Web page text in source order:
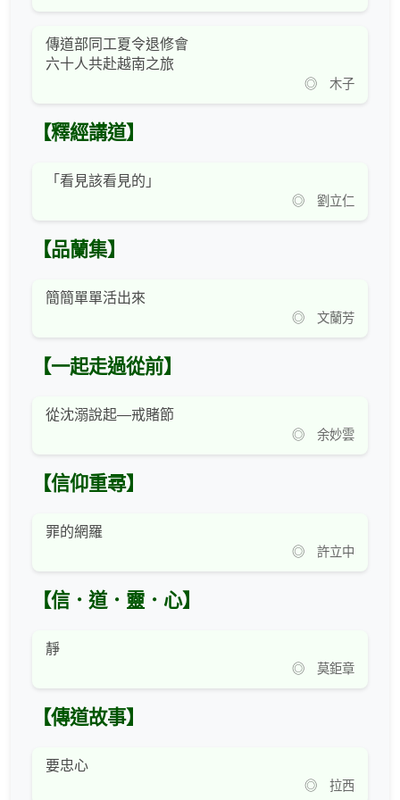
傳道部同工夏令退修會
六十人共赴越南之旅
◎ 木子
【釋經講道】
「看見該看見的」
◎ 劉立仁
【品蘭集】
簡簡單單活出來
◎ 文蘭芳
【一起走過從前】
從沈溺說起—戒賭節
◎ 余妙雲
【信仰重尋】
罪的網羅
◎ 許立中
【信．道．靈．心】
靜
◎ 莫鉅章
【傳道故事】
要忠心
◎ 拉西